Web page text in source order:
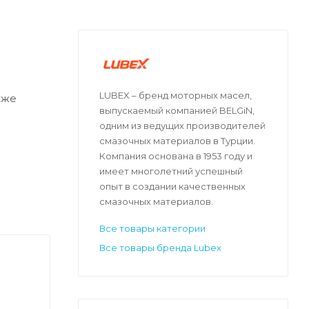
срок
LUBEX – бренд моторных масел,
выпускаемый компанией BELGiN,
одним из ведущих производителей
смазочных материалов в Турции.
Компания основана в 1953 году и
имеет многолетний успешный
опыт в создании качественных
смазочных материалов.
Все товары категории
Все товары бренда Lubex